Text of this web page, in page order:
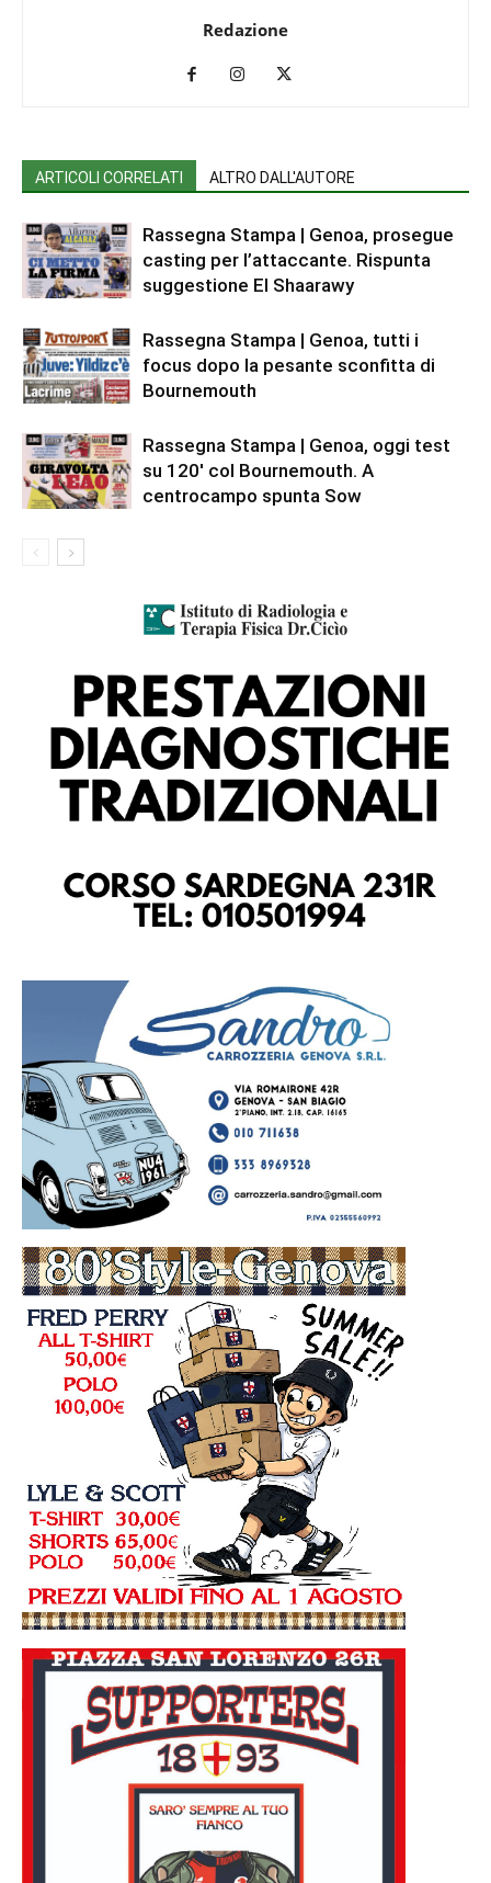
Redazione
ARTICOLI CORRELATI ALTRO DALL'AUTORE
Rassegna Stampa | Genoa, prosegue
casting per l’attaccante. Rispunta
suggestione El Shaarawy
Rassegna Stampa | Genoa, tutti i
focus dopo la pesante sconfitta di
Bournemouth
Rassegna Stampa | Genoa, oggi test
su 120′ col Bournemouth. A
centrocampo spunta Sow